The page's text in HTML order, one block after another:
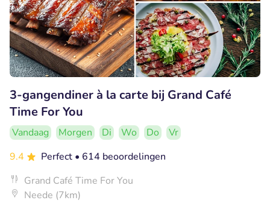
3-gangendiner à la carte bij Grand Café
Time For You
Vandaag Morgen Di Wo Do
Vr
9.4
Perfect • 614 beoordelingen
Grand Café Time For You
Neede (7km)